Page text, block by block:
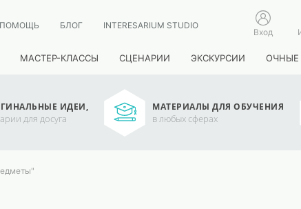
ПОМОЩЬ БЛОГ INTERESARIUM STUDIO
Вход
МАСТЕР-КЛАССЫ СЦЕНАРИИ ЭКСКУРСИИ ОЧНЫЕ
ИДЕИ,
для досуга
МАТЕРИАЛЫ ДЛЯ ОБУЧЕНИЯ
в любых сферах